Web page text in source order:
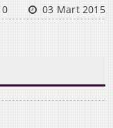
03 Mart 2015